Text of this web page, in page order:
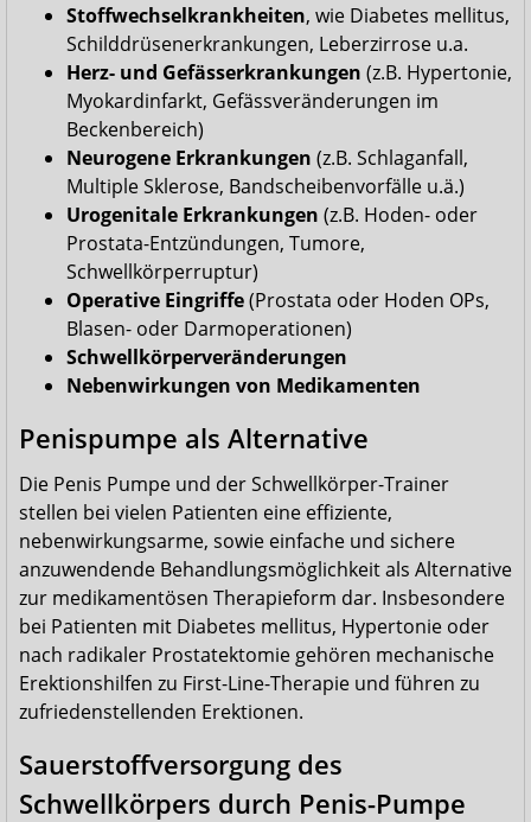
Stoffwechselkrankheiten, wie Diabetes mellitus,
Schilddrüsenerkrankungen, Leberzirrose u.a.
Herz- und Gefässerkrankungen (z.B. Hypertonie,
Myokardinfarkt, Gefässveränderungen im
Beckenbereich)
Neurogene Erkrankungen (z.B. Schlaganfall,
Multiple Sklerose, Bandscheibenvorfälle u.ä.)
Urogenitale Erkrankungen (z.B. Hoden- oder
Prostata-Entzündungen, Tumore,
Schwellkörperruptur)
Operative Eingriffe(Prostata oder Hoden OPs,
Blasen- oder Darmoperationen)
Schwellkörperveränderungen
Nebenwirkungen von Medikamenten
Penispumpe als Alternative
Die Penis Pumpe und der Schwellkörper-Trainer
stellen bei vielen Patienten eine effiziente,
nebenwirkungsarme, sowie einfache und sichere
anzuwendende Behandlungsmöglichkeit als Alternative
zur medikamentösen Therapieform dar. Insbesondere
bei Patienten mit Diabetes mellitus, Hypertonie oder
nach radikaler Prostatektomie gehören mechanische
Erektionshilfen zu First-Line-Therapie und führen zu
zufriedenstellenden Erektionen.
Sauerstoffversorgung des
Schwellkörpers durch Penis-Pumpe